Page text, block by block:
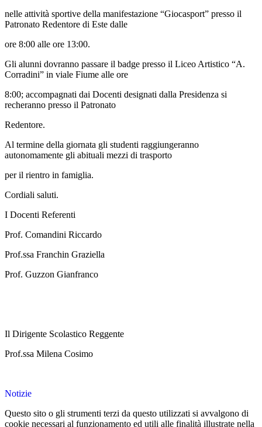
nelle attività sportive della manifestazione “Giocasport” presso il
Patronato Redentore di Este dalle
ore 8:00 alle ore 13:00.
Gli alunni dovranno passare il badge presso il Liceo Artistico “A.
Corradini” in viale Fiume alle ore
8:00; accompagnati dai Docenti designati dalla Presidenza si
recheranno presso il Patronato
Redentore.
Al termine della giornata gli studenti raggiungeranno
autonomamente gli abituali mezzi di trasporto
per il rientro in famiglia.
Cordiali saluti.
I Docenti Referenti
Prof. Comandini Riccardo
Prof.ssa Franchin Graziella
Prof. Guzzon Gianfranco
Il Dirigente Scolastico Reggente
Prof.ssa Milena Cosimo
Notizie
Questo sito o gli strumenti terzi da questo utilizzati si avvalgono di
cookie necessari al funzionamento ed utili alle finalità illustrate nella